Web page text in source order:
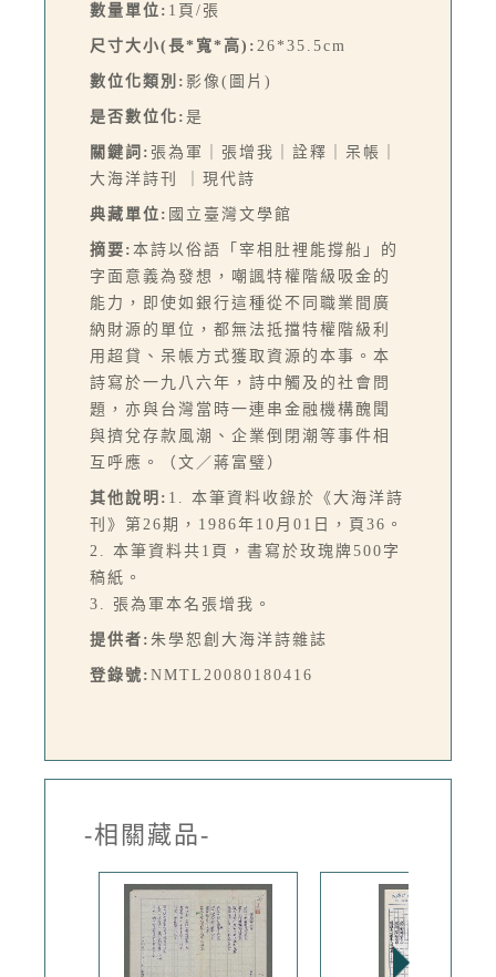
數量單位: 1頁/張
尺寸大小(長*寬*高): 26*35.5cm
數位化類別: 影像(圖片)
是否數位化: 是
關鍵詞: 張為軍｜張增我｜詮釋｜呆帳｜
大海洋詩刊 ｜現代詩
典藏單位: 國立臺灣文學館
摘要: 本詩以俗語「宰相肚裡能撐船」的
字面意義為發想，嘲諷特權階級吸金的
能力，即使如銀行這種從不同職業間廣
納財源的單位，都無法抵擋特權階級利
用超貸、呆帳方式獲取資源的本事。本
詩寫於一九八六年，詩中觸及的社會問
題，亦與台灣當時一連串金融機構醜聞
與擠兌存款風潮、企業倒閉潮等事件相
互呼應。（文／蔣富璧）
其他說明: 1. 本筆資料收錄於《大海洋詩
刊》第26期，1986年10月01日，頁36。
2. 本筆資料共1頁，書寫於玫瑰牌500字
稿紙。
3. 張為軍本名張增我。
提供者: 朱學恕創大海洋詩雜誌
登錄號: NMTL20080180416
-相關藏品-